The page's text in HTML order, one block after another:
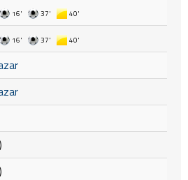
16' 37' 40'
16' 37' 40'